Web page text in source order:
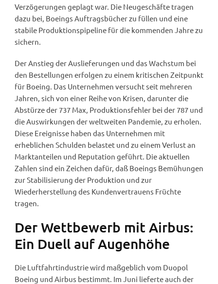
Verzögerungen geplagt war. Die Neugeschäfte tragen
dazu bei, Boeings Auftragsbücher zu füllen und eine
stabile Produktionspipeline für die kommenden Jahre zu
sichern.
Der Anstieg der Auslieferungen und das Wachstum bei
den Bestellungen erfolgen zu einem kritischen Zeitpunkt
für Boeing. Das Unternehmen versucht seit mehreren
Jahren, sich von einer Reihe von Krisen, darunter die
Abstürze der 737 Max, Produktionsfehler bei der 787 und
die Auswirkungen der weltweiten Pandemie, zu erholen.
Diese Ereignisse haben das Unternehmen mit
erheblichen Schulden belastet und zu einem Verlust an
Marktanteilen und Reputation geführt. Die aktuellen
Zahlen sind ein Zeichen dafür, daß Boeings Bemühungen
zur Stabilisierung der Produktion und zur
Wiederherstellung des Kundenvertrauens Früchte
tragen.
Der Wettbewerb mit Airbus:
Ein Duell auf Augenhöhe
Die Luftfahrtindustrie wird maßgeblich vom Duopol
Boeing und Airbus bestimmt. Im Juni lieferte auch der